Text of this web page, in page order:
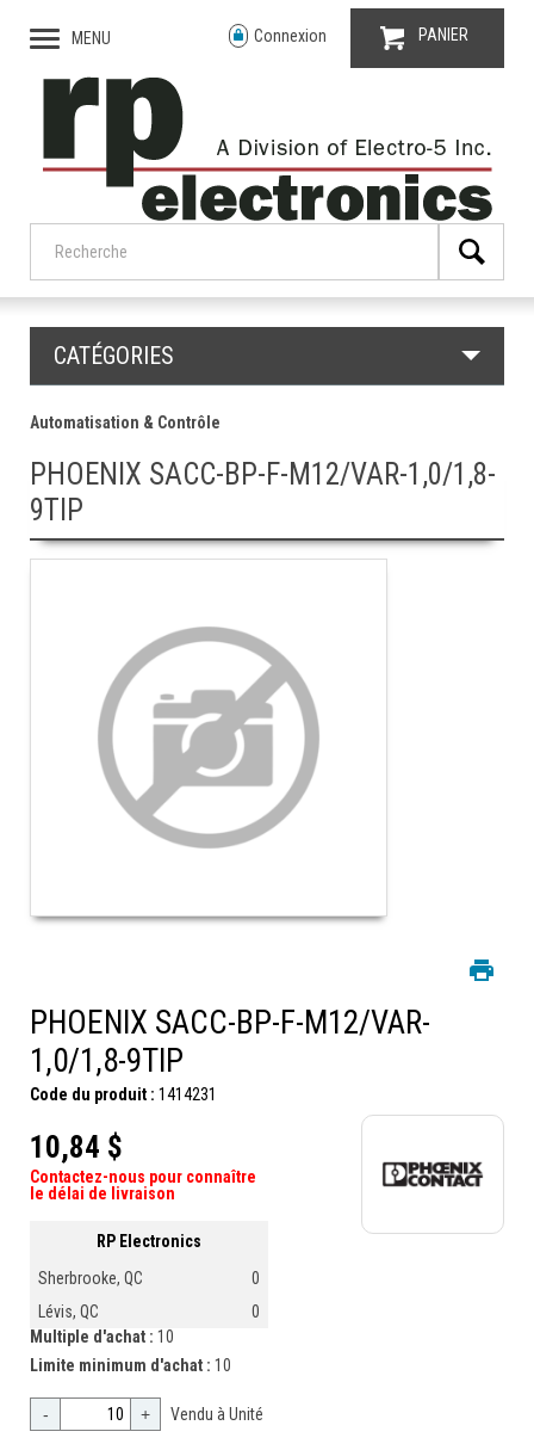
MENU Connexion PANIER
CATÉGORIES
Automatisation & Contrôle
PHOENIX SACC-BP-F-M12/VAR-1,0/1,8-
9TIP
PHOENIX SACC-BP-F-M12/VAR-
1,0/1,8-9TIP
Code du produit : 1414231
10,84 $
Contactez-nous pour connaître
le délai de livraison
RP Electronics
Sherbrooke, QC
0
Lévis, QC
0
Multiple d'achat : 10
Limite minimum d'achat : 10
- + Vendu à Unité